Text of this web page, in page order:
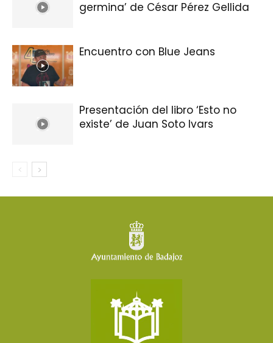
germina’ de César Pérez Gellida
Encuentro con Blue Jeans
Presentación del libro ‘Esto no
existe’ de Juan Soto Ivars